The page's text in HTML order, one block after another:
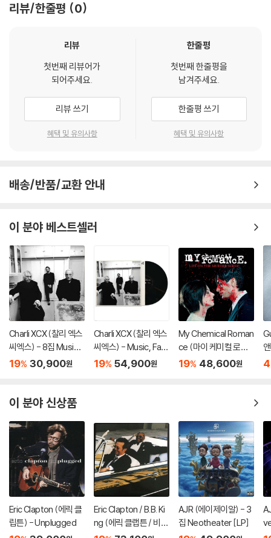
리뷰/한줄평 0
리뷰
첫번째 리뷰어가
되어주세요.
리뷰 쓰기
혜택 및 유의사항
한줄평
첫번째 한줄평을
남겨주세요.
한줄평 쓰기
혜택 및 유의사항
배송/반품/교환 안내
이 분야 베스트셀러
Charli XCX (찰리 엑스
씨엑스) - 8집 Music,
Fashion, Film
19% 30,900원
Charli XCX (찰리 엑스
씨엑스) - Music, Fas
hion, Film [LP]
19% 54,900원
My Chemical Roman
ce (마이 케미컬 로맨
스) - Life On The Mu
19% 48,600원
t
이 분야 신상품
Eric Clapton (에릭 클
립튼) - Unplugged
Eric Clapton / B.B. Ki
ng (에릭 클랩튼 / 비비
AJR (에이제이알) - 3
집 Neotheater [LP]